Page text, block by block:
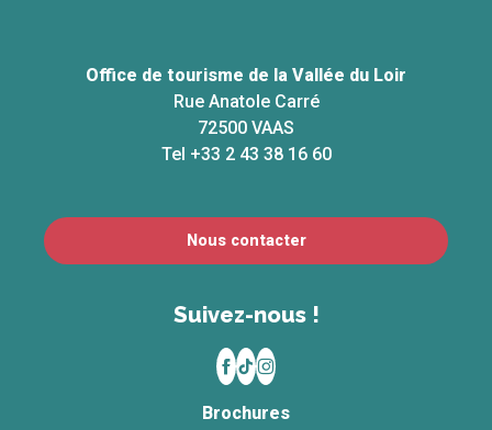
Office de tourisme de la Vallée du Loir
Rue Anatole Carré
72500 VAAS
Tel +33 2 43 38 16 60
Nous contacter
Suivez-nous !
Brochures